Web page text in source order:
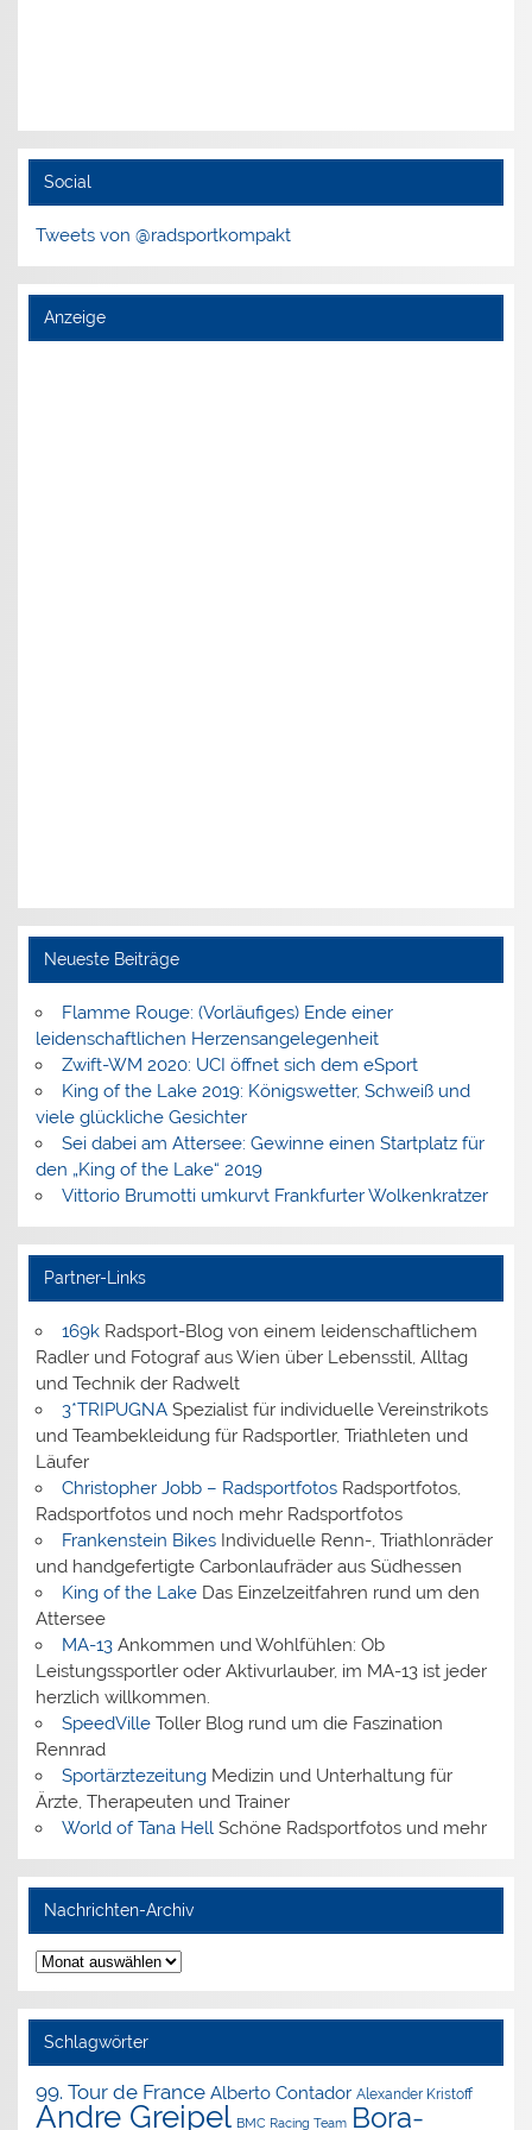
Social
Tweets von @radsportkompakt
Anzeige
Neueste Beiträge
Flamme Rouge: (Vorläufiges) Ende einer
leidenschaftlichen Herzensangelegenheit
Zwift-WM 2020: UCI öffnet sich dem eSport
King of the Lake 2019: Königswetter, Schweiß und
viele glückliche Gesichter
Sei dabei am Attersee: Gewinne einen Startplatz für
den „King of the Lake“ 2019
Vittorio Brumotti umkurvt Frankfurter Wolkenkratzer
Partner-Links
169kRadsport-Blog von einem leidenschaftlichem
Radler und Fotograf aus Wien über Lebensstil, Alltag
und Technik der Radwelt
3*TRIPUGNASpezialist für individuelle Vereinstrikots
und Teambekleidung für Radsportler, Triathleten und
Läufer
Christopher Jobb – RadsportfotosRadsportfotos,
Radsportfotos und noch mehr Radsportfotos
Frankenstein BikesIndividuelle Renn-, Triathlonräder
und handgefertigte Carbonlaufräder aus Südhessen
King of the LakeDas Einzelzeitfahren rund um den
Attersee
MA-13Ankommen und Wohlfühlen: Ob
Leistungssportler oder Aktivurlauber, im MA-13 ist jeder
herzlich willkommen.
SpeedVilleToller Blog rund um die Faszination
Rennrad
SportärztezeitungMedizin und Unterhaltung für
Ärzte, Therapeuten und Trainer
World of Tana HellSchöne Radsportfotos und mehr
Nachrichten-Archiv
Nachrichten-
Archiv
Schlagwörter
99. Tour de France Alberto Contador Alexander Kristoff
Andre Greipel BMC Racing Team Bora-